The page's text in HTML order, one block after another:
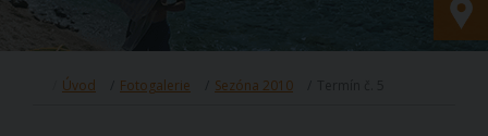
Úvod Fotogalerie Sezóna 2010